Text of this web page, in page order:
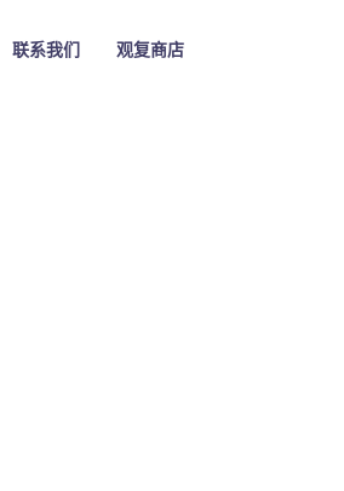
联系我们 观复商店